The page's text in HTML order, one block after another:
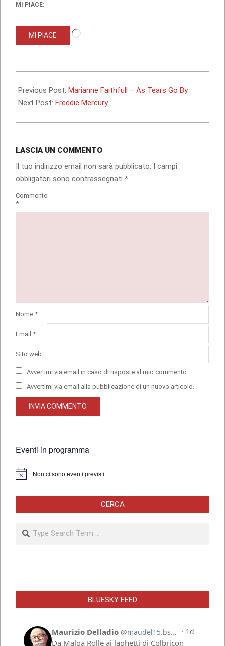
MI PIACE:
MI PIACE
12-
20
Previous Post: Marianne Faithfull – As Tears Go By
Next Post: Freddie Mercury
LASCIA UN COMMENTO
Il tuo indirizzo email non sarà pubblicato. I campi
obbligatori sono contrassegnati *
Commento
*
Nome *
Email *
Sito web
Avvertimi via email in caso di risposte al mio commento.
Avvertimi via email alla pubblicazione di un nuovo articolo.
Eventi in programma
Notice Non ci sono eventi previsti.
CERCA
Search
BLUESKY FEED